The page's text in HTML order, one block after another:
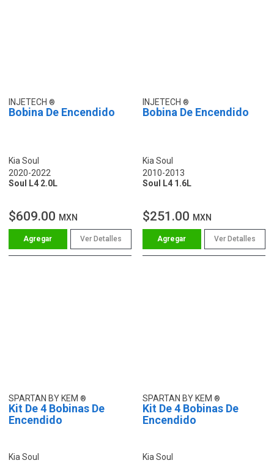
INJETECH
Bobina De Encendido
Kia Soul
2020-2022
Soul L4 2.0L
$609.00 MXN
Ver Detalles
INJETECH
Bobina De Encendido
Kia Soul
2010-2013
Soul L4 1.6L
$251.00 MXN
Ver Detalles
SPARTAN BY KEM
Kit De 4 Bobinas De
Encendido
Kia Soul
SPARTAN BY KEM
Kit De 4 Bobinas De
Encendido
Kia Soul